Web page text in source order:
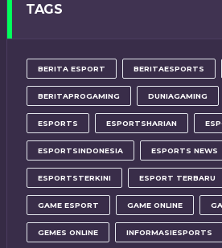
TAGS
BERITA ESPORT BERITAESPORTS
BERITAPROGAMING DUNIAGAMING
ESPORTS ESPORTSHARIAN
ESPORTSINDONESIA ESPORTS NEWS
ESPORTSTERKINI ESPORT TERBARU
GAME ESPORT GAME ONLINE
GEMES ONLINE INFORMASIESPORTS